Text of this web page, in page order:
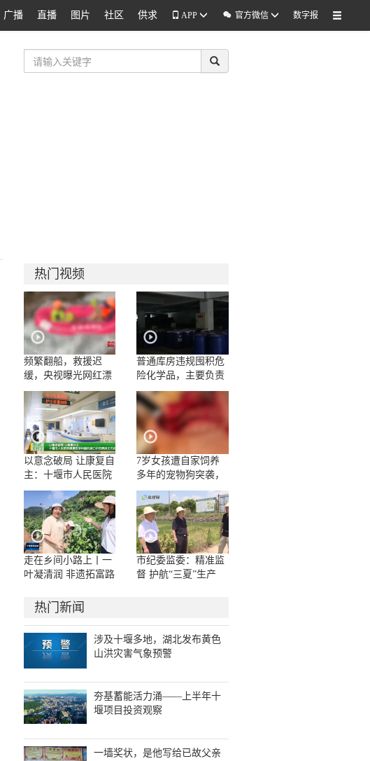
广播 直播 图片 社区 供求 APP  官方微信 数字报
热门视频
频繁翻船，救援迟
缓，央视曝光网红漂
流乱象
普通库房违规囤积危
险化学品，主要负责
人一问三不知
以意念破局 让康复自
主：十堰市人民医院
康复医学科脑机接口
示范病房正式启用
7岁女孩遭自家饲养
多年的宠物狗突袭，
面部被咬伤10多处，
嘴唇被撕裂
走在乡间小路上丨一
叶凝清润 非遗拓富路
市纪委监委：精准监
督 护航“三夏”生产
热门新闻
涉及十堰多地，湖北发布黄色
山洪灾害气象预警
夯基蓄能活力涌——上半年十
堰项目投资观察
一墙奖状，是他写给已故父亲